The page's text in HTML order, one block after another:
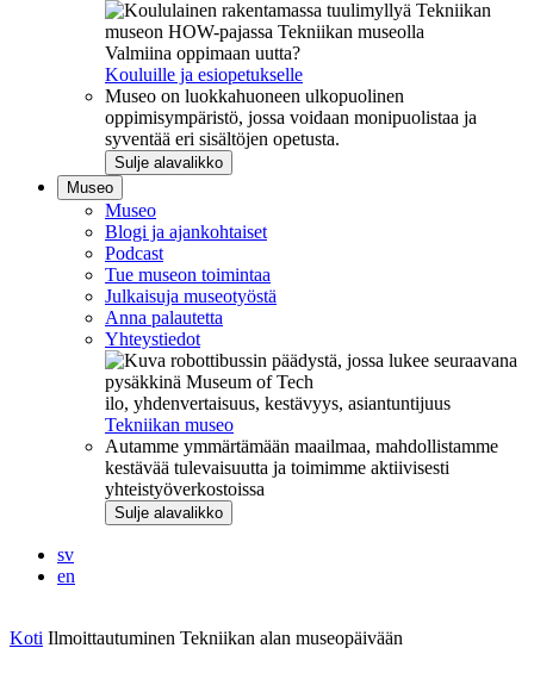
Valmiina oppimaan uutta?
Kouluille ja esiopetukselle
Museo on luokkahuoneen ulkopuolinen
oppimisympäristö, jossa voidaan monipuolistaa ja
syventää eri sisältöjen opetusta.
Sulje alavalikko
Museo
Museo
Blogi ja ajankohtaiset
Podcast
Tue museon toimintaa
Julkaisuja museotyöstä
Anna palautetta
Yhteystiedot
ilo, yhdenvertaisuus, kestävyys, asiantuntijuus
Tekniikan museo
Autamme ymmärtämään maailmaa, mahdollistamme
kestävää tulevaisuutta ja toimimme aktiivisesti
yhteistyöverkostoissa
Sulje alavalikko
sv
en
Koti Ilmoittautuminen Tekniikan alan museopäivään